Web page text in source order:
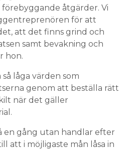
åtgärder. Vi
för att
att det finns grind och
samt bevakning och
hon.
låga värden som
genom att beställa rätt
när det gäller
en gång utan handlar efter
att i möjligaste mån låsa in